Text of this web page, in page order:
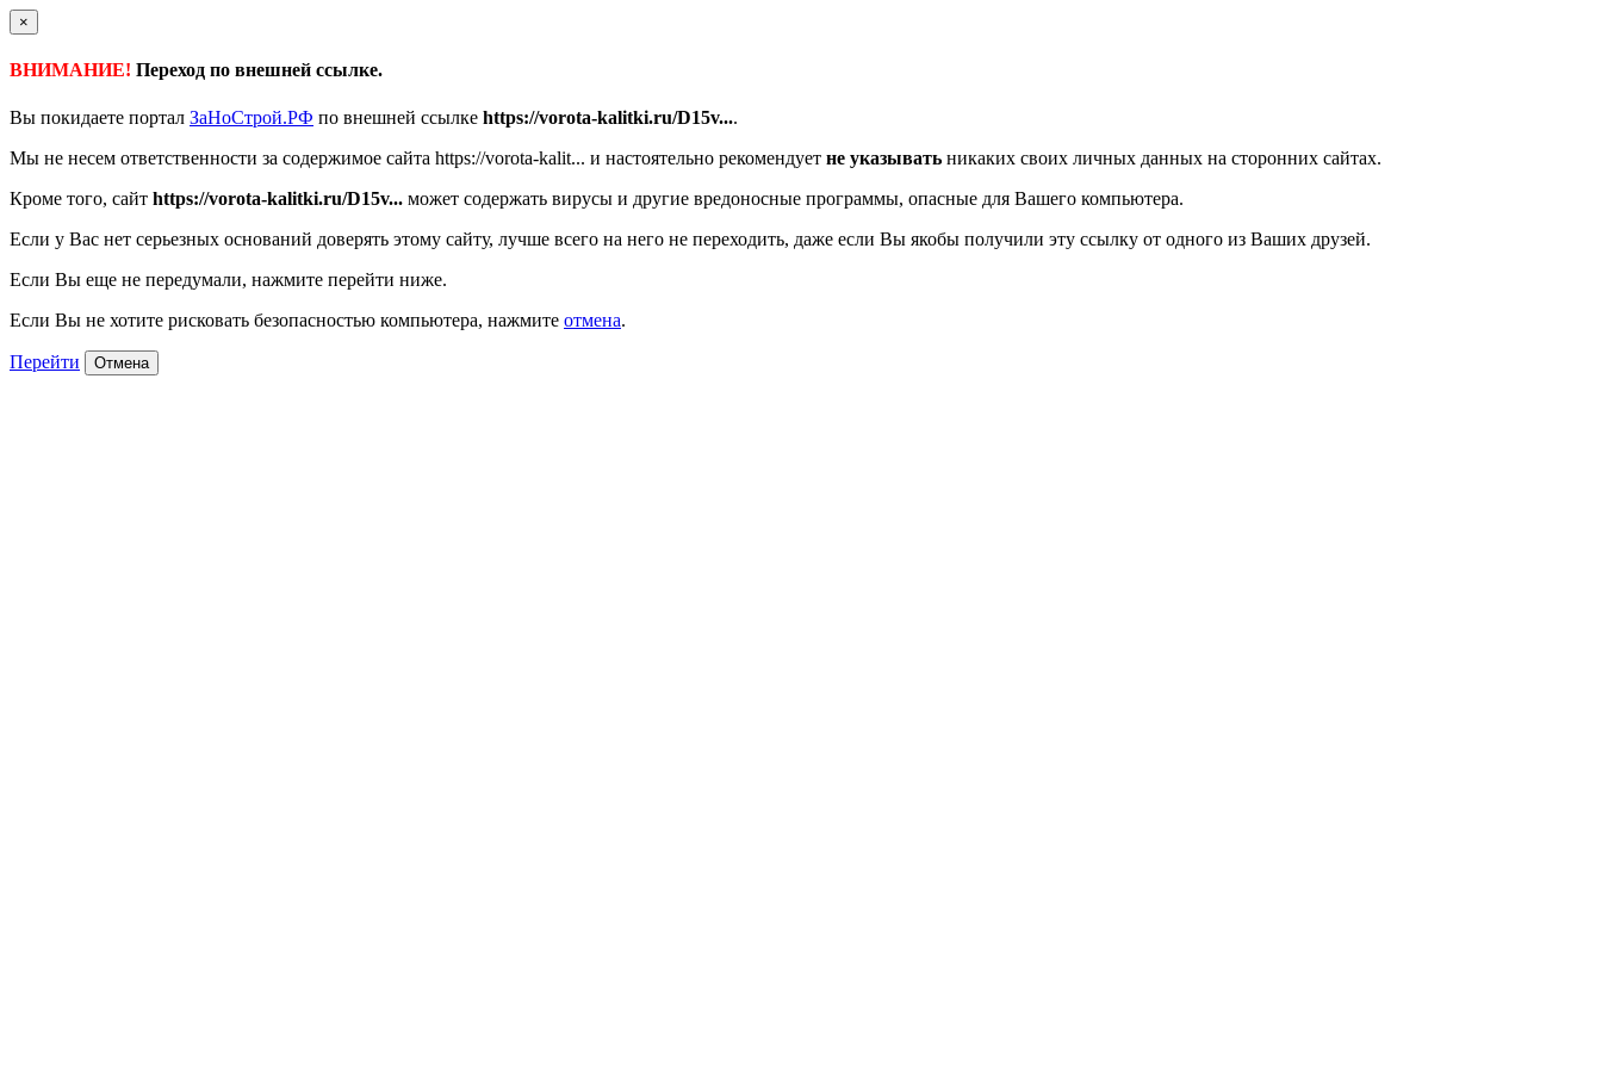
×
ВНИМАНИЕ! Переход по внешней ссылке.
Вы покидаете портал ЗаНоСтрой.РФ по внешней ссылке https://vorota-kalitki.ru/D15v....
Мы не несем ответственности за содержимое сайта https://vorota-kalit... и настоятельно рекомендует не указывать никаких своих личных данных на сторонних сайтах.
Кроме того, сайт https://vorota-kalitki.ru/D15v... может содержать вирусы и другие вредоносные программы, опасные для Вашего компьютера.
Если у Вас нет серьезных оснований доверять этому сайту, лучше всего на него не переходить, даже если Вы якобы получили эту ссылку от одного из Ваших друзей.
Если Вы еще не передумали, нажмите перейти ниже.
Если Вы не хотите рисковать безопасностью компьютера, нажмите отмена.
Перейти Отмена